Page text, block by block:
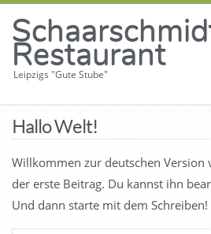
Restaurant
Leipzigs "Gute Stube"
Hallo Welt!
Willkommen zur deutschen Version
der erste Beitrag. Du kannst ihn
Und dann starte mit dem Schreiben!